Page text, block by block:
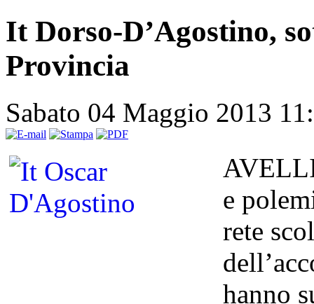
It Dorso-D’Agostino,
Provincia
Sabato 04 Maggio 2013
e
rete
hanno